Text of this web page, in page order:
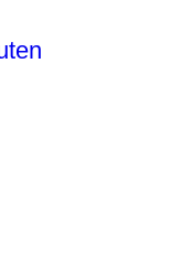
Ortsteil
ein
der